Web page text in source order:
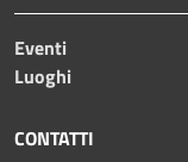
Eventi
Luoghi
CONTATTI